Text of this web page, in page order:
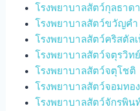
โรงพยาบาลสัตว์กุลธาดา
โรงพยาบาลสัตว์ขวัญคำ
โรงพยาบาลสัตว์คริสตัล
โรงพยาบาลสัตว์จตุรวิ
โรงพยาบาลสัตว์จตุโชติ
โรงพยาบาลสัตว์จอมทอ
โรงพยาบาลสัตว์จักรพิน